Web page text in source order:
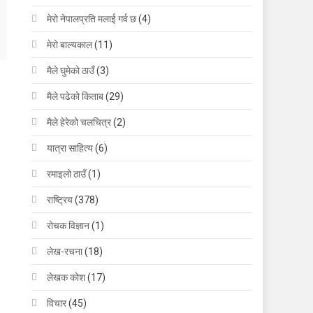
मेरो नेपालप्रति मलाई गर्व छ(4)
मेरो बाल्यकाल(11)
मैले घुमेको ठाउँ(3)
मैले पढेको किताब(29)
मैले हेरेको चलचित्र(2)
यात्रा साहित्य(6)
रमाइलो ठाउँ(1)
राष्ट्रिय(378)
रोचक विज्ञान(1)
लेख-रचना(18)
लेखक कोश(17)
विचार(45)